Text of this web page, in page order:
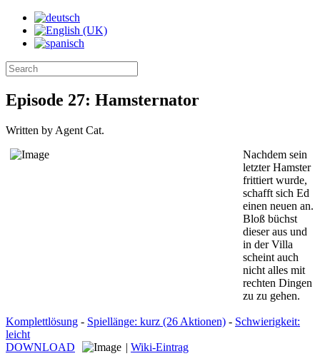
Episode 27: Hamsternator
Written by Agent Cat.
Nachdem sein
letzter Hamster
frittiert wurde,
schafft sich Ed
einen neuen an.
Bloß büchst
dieser aus und
in der Villa
scheint auch
nicht alles mit
rechten Dingen
zu zu gehen.
Komplettlösung - Spiellänge: kurz (26 Aktionen) - Schwierigkeit:
leicht
DOWNLOAD
| Wiki-Eintrag